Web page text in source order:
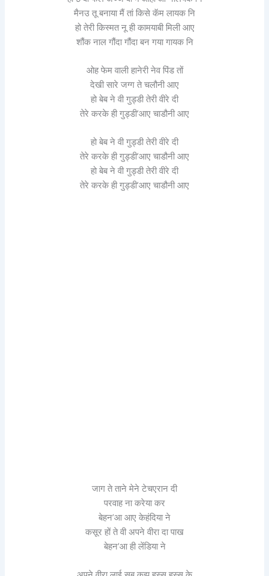
मैनउ तू बनाया मैं तां किसे कॅम लायक नि
हो तेरी किस्मत नू ही कामयाबी मिली आए
शौंक नाल गौंदा गौंदा बन गया गायक नि
ओह फेम वाली हानेरी नेव पिंड तों
देखी सारे जग्ग ते चलौनी आए
हो बेब ने वी गुड्डी तेरी वीरे दी
तेरे करके ही गुड्डी’आए चाडौनी आए
हो बेब ने वी गुड्डी तेरी वीरे दी
तेरे करके ही गुड्डी’आए चाडौनी आए
हो बेब ने वी गुड्डी तेरी वीरे दी
तेरे करके ही गुड्डी’आए चाडौनी आए
जाग ते ताने मेने टेचएरान दी
परवाह ना करेया कर
बेहन’आ आए केहंदिया ने
कसूर हों ते वी अपने वीरा दा पाख
बेहन’आ ही लेंडिया ने